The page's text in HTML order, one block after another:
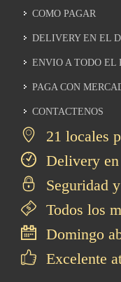
COMO PAGAR
DELIVERY EN EL
ENVIO A TODO EL
PAGA CON
CONTACTENOS
21 locales
Delivery
Seguridad
Todos los
Domingo
Excelente